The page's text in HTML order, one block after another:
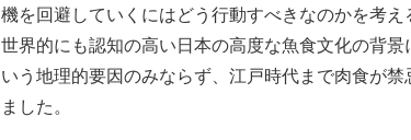
機を回避していくにはどう行動すべきなのかを考え
世界的にも認知の高い日本の高度な魚食文化の背
いう地理的要因のみならず、江戸時代まで肉食が
ました。